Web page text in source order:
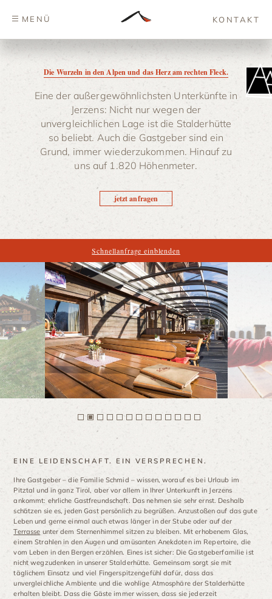
MENÜ KONTAKT
Die Wurzeln in den Alpen und das Herz am rechten Fleck.
Eine der außergewöhnlichsten Unterkünfte in
Jerzens: Nicht nur wegen der
unvergleichlichen Lage ist die Stalderhütte
so beliebt. Auch die Gastgeber sind ein
Grund, immer wiederzukommen. Hinauf zu
uns auf 1.820 Höhenmeter.
jetzt anfragen
Schnellanfrage einblenden
EINE LEIDENSCHAFT. EIN VERSPRECHEN.
Ihre Gastgeber – die Familie Schmid – wissen, worauf es bei Urlaub im
Pitztal und in ganz Tirol, aber vor allem in Ihrer Unterkunft in Jerzens
ankommt: ehrliche Gastfreundschaft. Das nehmen sie sehr ernst. Deshalb
schätzen sie es, jeden Gast persönlich zu begrüßen. Anzustoßen auf das gute
Leben und gerne einmal auch etwas länger in der Stube oder auf der
Terrasse unter dem Sternenhimmel sitzen zu bleiben. Mit erhobenem Glas,
einem Strahlen in den Augen und amüsanten Anekdoten im Repertoire, die
vom Leben in den Bergen erzählen. Eines ist sicher: Die Gastgeberfamilie ist
nicht wegzudenken in unserer Stalderhütte. Gemeinsam sorgt sie mit
täglichem Einsatz und viel Fingerspitzengefühl dafür, dass das
unvergleichliche Ambiente und die wohlige Atmosphäre der Stalderhütte
erhalten bleibt. Dass die Gäste immer wissen, dass sie jederzeit